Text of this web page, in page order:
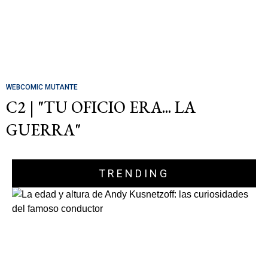
WEBCOMIC MUTANTE
C2 | "TU OFICIO ERA... LA
GUERRA"
TRENDING